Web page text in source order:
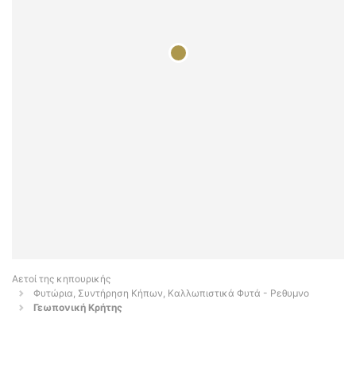
Αετοί της κηπουρικής
Φυτώρια, Συντήρηση Κήπων, Καλλωπιστικά Φυτά - Ρεθυμνο
Γεωπονική Κρήτης